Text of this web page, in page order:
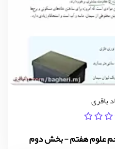
باقری
علوم هفتم - بخش دوم